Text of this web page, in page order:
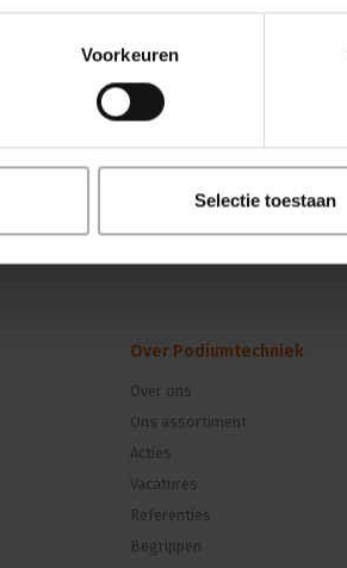
Voorkeuren
Selectie toestaan
Over Podiumtechniek
Over ons
Ons assortiment
Acties
Vacatures
Referenties
Begrippen